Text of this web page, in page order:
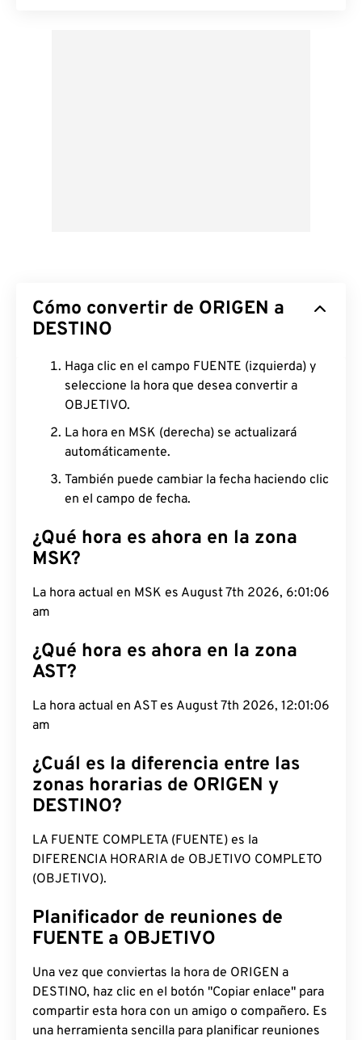
Cómo convertir de ORIGEN a
DESTINO
Haga clic en el campo FUENTE (izquierda) y
seleccione la hora que desea convertir a
OBJETIVO.
La hora en MSK (derecha) se actualizará
automáticamente.
También puede cambiar la fecha haciendo clic
en el campo de fecha.
¿Qué hora es ahora en la zona
MSK?
La hora actual en MSK es August 7th 2026, 6:01:06
am
¿Qué hora es ahora en la zona
AST?
La hora actual en AST es August 7th 2026, 12:01:06
am
¿Cuál es la diferencia entre las
zonas horarias de ORIGEN y
DESTINO?
LA FUENTE COMPLETA (FUENTE) es la
DIFERENCIA HORARIA de OBJETIVO COMPLETO
(OBJETIVO).
Planificador de reuniones de
FUENTE a OBJETIVO
Una vez que conviertas la hora de ORIGEN a
DESTINO, haz clic en el botón "Copiar enlace" para
compartir esta hora con un amigo o compañero. Es
una herramienta sencilla para planificar reuniones